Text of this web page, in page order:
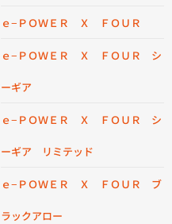
ｅ−ＰＯＷＥＲ Ｘ ＦＯＵＲ
ｅ−ＰＯＷＥＲ Ｘ ＦＯＵＲ シ
ーギア
ｅ−ＰＯＷＥＲ Ｘ ＦＯＵＲ シ
ーギア リミテッド
ｅ−ＰＯＷＥＲ Ｘ ＦＯＵＲ ブ
ラックアロー